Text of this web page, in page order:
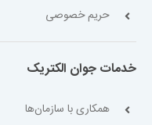
حریم خصوصی
خدمات جوان الکتریک
همکاری با سازمان‌ها